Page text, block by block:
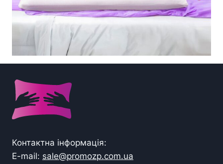
Контактна інформація:
E-mail: sale@promozp.com.ua